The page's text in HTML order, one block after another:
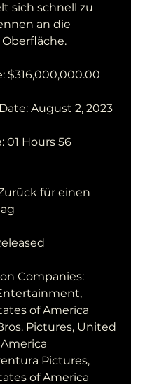
sich schnell zu
an die
$316,000,000.00
August 2, 2023
Companies:
of America
of America